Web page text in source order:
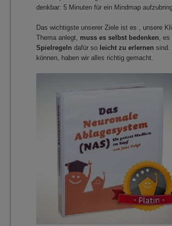
denkbar: 5 Minuten für ein Mindmap
Das wichtigste unserer Ziele ist es , unsere
Thema anlegt, muss es selbst bedenken, es
Spielregeln dafür so leicht zu erlernen sind.
können, haben wir alles richtig gemacht.